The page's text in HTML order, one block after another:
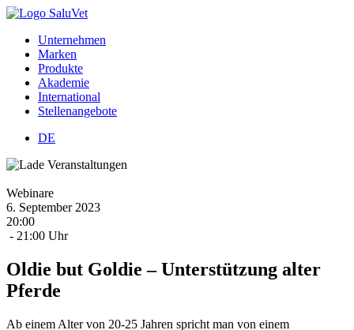
Unternehmen
Marken
Produkte
Akademie
International
Stellenangebote
DE
Webinare
6. September 2023
20:00
- 21:00 Uhr
Oldie but Goldie – Unterstützung alter
Pferde
Ab einem Alter von 20-25 Jahren spricht man von einem